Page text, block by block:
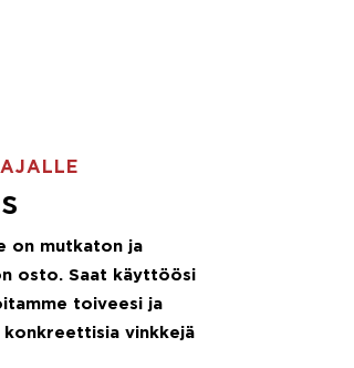
on mutkaton ja
osto. Saat käyttöösi
toiveesi ja
konkreettisia vinkkejä